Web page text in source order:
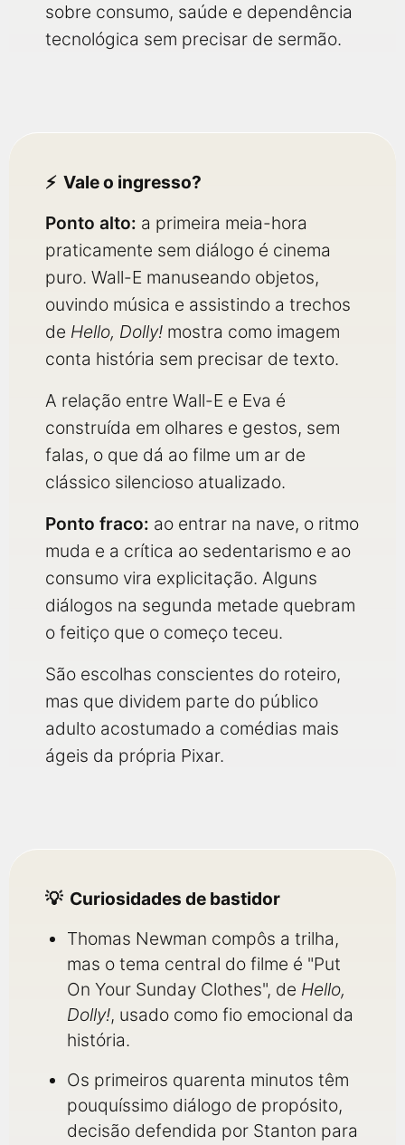
sobre consumo, saúde e dependência
tecnológica sem precisar de sermão.
Vale o ingresso?
Ponto alto: a primeira meia-hora
praticamente sem diálogo é cinema
puro. Wall-E manuseando objetos,
ouvindo música e assistindo a trechos
de Hello, Dolly! mostra como imagem
conta história sem precisar de texto.
A relação entre Wall-E e Eva é
construída em olhares e gestos, sem
falas, o que dá ao filme um ar de
clássico silencioso atualizado.
Ponto fraco: ao entrar na nave, o ritmo
muda e a crítica ao sedentarismo e ao
consumo vira explicitação. Alguns
diálogos na segunda metade quebram
o feitiço que o começo teceu.
São escolhas conscientes do roteiro,
mas que dividem parte do público
adulto acostumado a comédias mais
ágeis da própria Pixar.
Curiosidades de bastidor
Thomas Newman compôs a trilha,
mas o tema central do filme é "Put
On Your Sunday Clothes", de Hello,
Dolly!, usado como fio emocional da
história.
Os primeiros quarenta minutos têm
pouquíssimo diálogo de propósito,
decisão defendida por Stanton para